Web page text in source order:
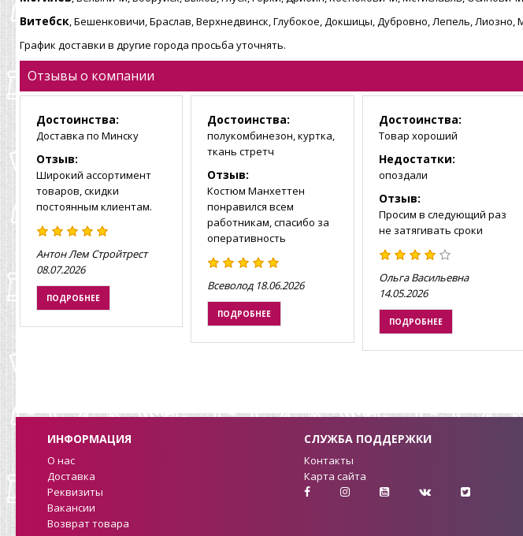
Витебск, Бешенковичи, Браслав, Верхнедвинск, Глубокое, Докшицы, Дубровно, Лепель,
График доставки в другие города просьба уточнять.
Отзывы о компании
Достоинства:
Доставка по Минску
Отзыв:
Широкий ассортимент
товаров, скидки
постоянным клиентам.
Антон Лем Стройтрест
08.07.2026
ПОДРОБНЕЕ
Достоинства:
полукомбинезон, куртка,
ткань стретч
Отзыв:
Костюм Манхеттен
понравился всем
работникам, спасибо за
оперативность
Всеволод 18.06.2026
ПОДРОБНЕЕ
Достоинства:
Товар хороший
Недостатки:
опоздали
Отзыв:
Просим в следующий раз
не затягивать сроки
Ольга Васильевна
14.05.2026
ПОДРОБНЕЕ
ИНФОРМАЦИЯ
О нас
Доставка
Реквизиты
Вакансии
Возврат товара
СЛУЖБА ПОДДЕРЖКИ
Контакты
Карта сайта